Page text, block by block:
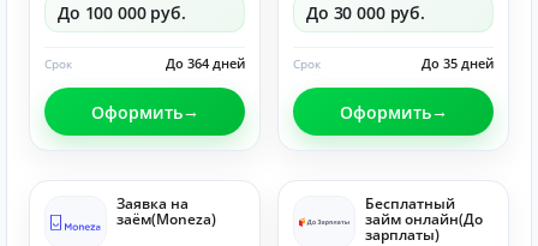
До 100 000 руб.
До 364 дней
Срок
Оформить
До 30 000 руб.
До 35 дней
Срок
Оформить
Заявка на
заём(Moneza)
Бесплатный
займ онлайн(До
зарплаты)